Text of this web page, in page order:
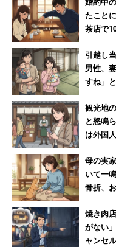
たこと
茶店で
引越し
男性、
すね」
観光地
と怒鳴
は外国
母の実
いて一
骨折、
焼き肉
がない
ャンセ